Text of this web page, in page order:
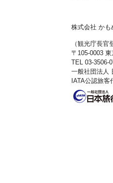
株式会社 かも
（観光庁長官
〒105-0003
TEL 03-3506-
一般社団法人
IATA公認旅